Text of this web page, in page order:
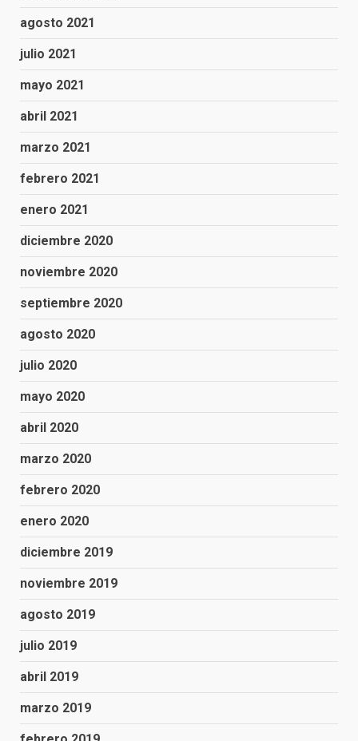
agosto 2021
julio 2021
mayo 2021
abril 2021
marzo 2021
febrero 2021
enero 2021
diciembre 2020
noviembre 2020
septiembre 2020
agosto 2020
julio 2020
mayo 2020
abril 2020
marzo 2020
febrero 2020
enero 2020
diciembre 2019
noviembre 2019
agosto 2019
julio 2019
abril 2019
marzo 2019